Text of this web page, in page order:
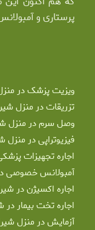
پرستاری و
ویزیت پزشک در
تزریقات در منزل
وصل سرم در منزل
فیزیوتراپی در منزل
اجاره تجهیزات
آمبولانس خصوصی
اجاره اکسیژن در
اجاره تخت بیمار در
آزمایش در منزل